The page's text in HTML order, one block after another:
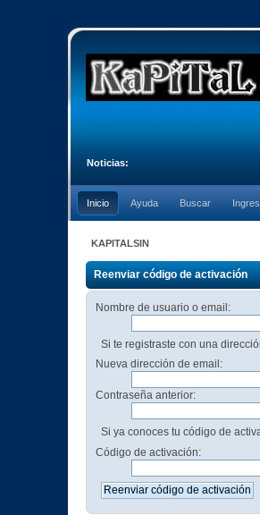
Noticias:
Inicio Ayuda Buscar
KAPITALSIN
Reenviar código de activación
Nombre de usuario o email:
Si te registraste con una
Nueva dirección de email:
Contraseña anterior:
Si ya conoces tu código de
Código de activación: